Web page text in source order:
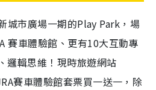
城市廣場一期的Play Park，場
賽車體驗館、更有10大互動專
邏輯思維！現時旅遊網站
賽車體驗館套票買一送一，除